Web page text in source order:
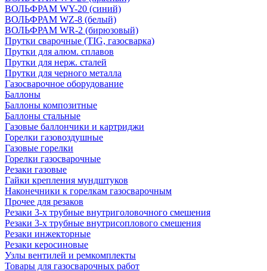
ВОЛЬФРАМ WY-20 (синий)
ВОЛЬФРАМ WZ-8 (белый)
ВОЛЬФРАМ WR-2 (бирюзовый)
Прутки сварочные (TIG, газосварка)
Прутки для алюм. сплавов
Прутки для нерж. сталей
Прутки для черного металла
Газосварочное оборудование
Баллоны
Баллоны композитные
Баллоны стальные
Газовые баллончики и картриджи
Горелки газовоздушные
Газовые горелки
Горелки газосварочные
Резаки газовые
Гайки крепления мундштуков
Наконечники к горелкам газосварочным
Прочее для резаков
Резаки 3-х трубные внутриголовочного смешения
Резаки 3-х трубные внутрисоплового смешения
Резаки инжекторные
Резаки керосиновые
Узлы вентилей и ремкомплекты
Товары для газосварочных работ